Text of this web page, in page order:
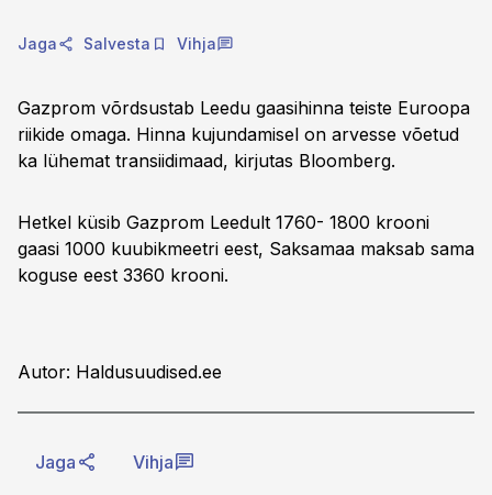
Jaga Salvesta Vihja
Gazprom võrdsustab Leedu gaasihinna teiste Euroopa
riikide omaga. Hinna kujundamisel on arvesse võetud
ka lühemat transiidimaad, kirjutas Bloomberg.
Hetkel küsib Gazprom Leedult 1760- 1800 krooni
gaasi 1000 kuubikmeetri eest, Saksamaa maksab sama
koguse eest 3360 krooni.
Autor: Haldusuudised.ee
Jaga Vihja